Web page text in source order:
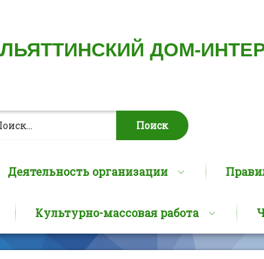
ДОМ-
Деятельность организации
Культурно-массовая работа